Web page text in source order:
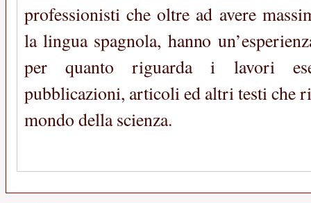
professionisti che oltre ad avere
la lingua spagnola, hanno
per quanto riguarda i lavori
pubblicazioni, articoli ed altri testi che
mondo della scienza.